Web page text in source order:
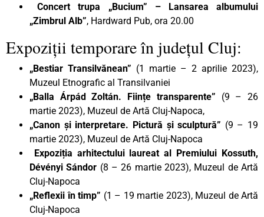
Concert
trupa „Bucium”
– Lansarea albumului
„Zimbrul Alb”, Hardward Pub, ora 20.00
Expoziții temporare în județul Cluj:
„Bestiar Transilvănean” (1 martie – 2 aprilie 2023),
Muzeul Etnografic al Transilvaniei
„Balla Árpád Zoltán. Ființe transparente” (9 – 26
martie 2023), Muzeul de Artă Cluj-Napoca,
„Canon și interpretare. Pictură și sculptură” (9 – 19
martie 2023), Muzeul de Artă Cluj-Napoca
Expoziția arhitectului laureat al Premiului Kossuth,
Dévényi Sándor (8 – 26 martie 2023), Muzeul de Artă
Cluj-Napoca
„Reflexii în timp” (1 – 19 martie 2023), Muzeul de Artă
Cluj-Napoca